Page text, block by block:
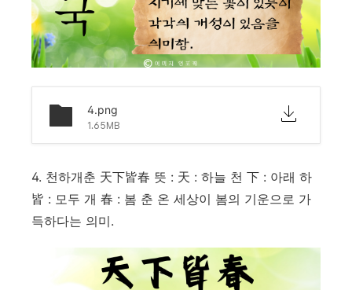
4.png
1.65MB
4. 천하개춘 天下皆春 뜻 : 天 : 하늘 천 下 : 아래 하
皆 : 모두 개 春 : 봄 춘 온 세상이 봄의 기운으로 가
득하다는 의미.